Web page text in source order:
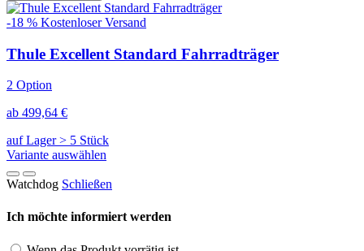
-18 % Kostenloser Versand
Thule Excellent Standard Fahrradträger
2 Option
ab 499,64 €
auf Lager > 5 Stück
Variante auswählen
Watchdog Schließen
Ich möchte informiert werden